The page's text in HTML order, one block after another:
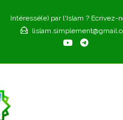
Intéressé(e) par l'Islam ? Ecrivez-